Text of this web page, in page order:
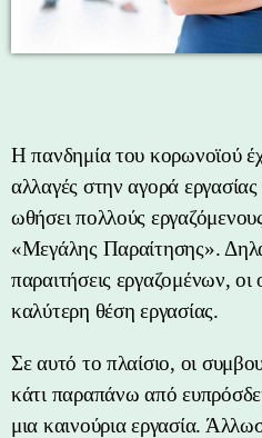
Η πανδημία του κορωνοϊού
αλλαγές στην αγορά
ωθήσει πολλούς
«Μεγάλης Παραίτησης».
παραιτήσεις εργαζομένων, οι
καλύτερη θέση εργασίας.
Σε αυτό το πλαίσιο, οι
κάτι παραπάνω από
μια καινούρια εργασία.